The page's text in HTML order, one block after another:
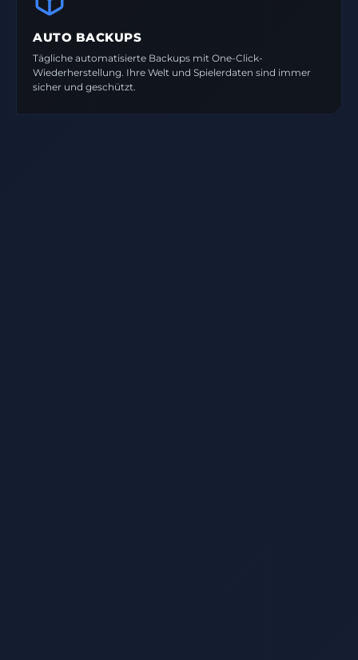
AUTO BACKUPS
Tägliche automatisierte Backups mit One-Click-
Wiederherstellung. Ihre Welt und Spielerdaten sind immer
sicher und geschützt.